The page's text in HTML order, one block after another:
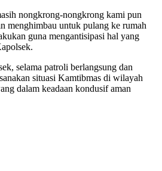
nongkrong-nongkrong kami pun
menghimbau untuk pulang ke rumah
guna mengantisipasi hal yang
selama patroli berlangsung dan
situasi Kamtibmas di wilayah
dalam keadaan kondusif aman